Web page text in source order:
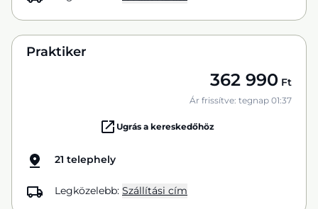
Praktiker
362 990 Ft
Ár frissítve: tegnap 01:37
Ugrás a kereskedőhöz
21 telephely
Legközelebb: Szállítási cím